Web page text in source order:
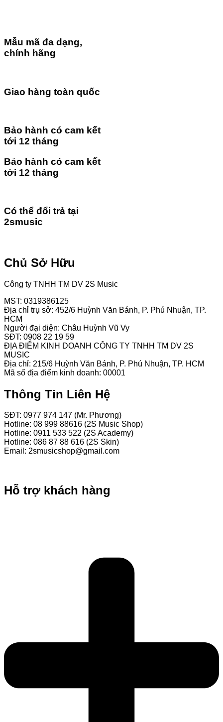
Mẫu mã đa dạng,
chính hãng
Giao hàng toàn quốc
Bảo hành có cam kết
tới 12 tháng
Bảo hành có cam kết
tới 12 tháng
Có thể đổi trả tại
2smusic
Chủ Sở Hữu
Công ty TNHH TM DV 2S Music
MST: 0319386125
Địa chỉ trụ sở: 452/6 Huỳnh Văn Bánh, P. Phú Nhuận, TP.
HCM
Người đại diện: Châu Huỳnh Vũ Vy
SĐT: 0908 22 19 59
ĐỊA ĐIỂM KINH DOANH CÔNG TY TNHH TM DV 2S
MUSIC
Địa chỉ: 215/6 Huỳnh Văn Bánh, P. Phú Nhuận, TP. HCM
Mã số địa điểm kinh doanh: 00001
Thông Tin Liên Hệ
SĐT: 0977 974 147 (Mr. Phương)
Hotline: 08 999 88616 (2S Music Shop)
Hotline: 0911 533 522 (2S Academy)
Hotline: 086 87 88 616 (2S Skin)
Email: 2smusicshop@gmail.com
Hỗ trợ khách hàng